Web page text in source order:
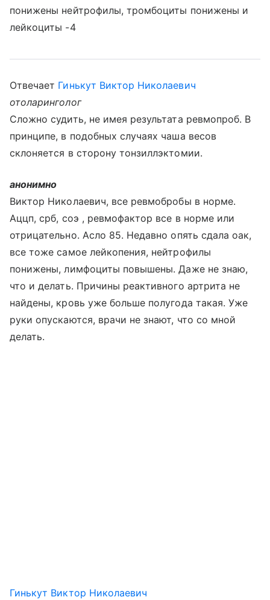
понижены нейтрофилы, тромбоциты понижены и
лейкоциты -4
Отвечает Гинькут Виктор Николаевич
отоларинголог
Сложно судить, не имея результата ревмопроб. В
принципе, в подобных случаях чаша весов
склоняется в сторону тонзиллэктомии.
анонимно
Виктор Николаевич, все ревмобробы в норме.
Аццп, срб, соэ , ревмофактор все в норме или
отрицательно. Асло 85. Недавно опять сдала оак,
все тоже самое лейкопения, нейтрофилы
понижены, лимфоциты повышены. Даже не знаю,
что и делать. Причины реактивного артрита не
найдены, кровь уже больше полугода такая. Уже
руки опускаются, врачи не знают, что со мной
делать.
Гинькут Виктор Николаевич